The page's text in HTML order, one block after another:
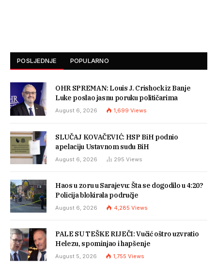
POSLJEDNJE POPULARNO
OHR SPREMAN: Louis J. Crishock iz Banje
Luke poslao jasnu poruku političarima
August 6, 2026 1,699 Views
SLUČAJ KOVAČEVIĆ: HSP BiH podnio
apelaciju Ustavnom sudu BiH
August 6, 2026 295 Views
Haos u zoru u Sarajevu: Šta se dogodilo u 4:20?
Policija blokirala područje
August 6, 2026 4,285 Views
PALE SU TEŠKE RIJEČI: Vučić oštro uzvratio
Helezu, spominjao i hapšenje
August 5, 2026 1,755 Views